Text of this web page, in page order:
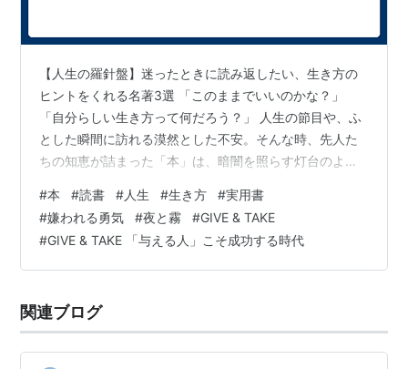
【人生の羅針盤】迷ったときに読み返したい、生き方の
ヒントをくれる名著3選 「このままでいいのかな？」
「自分らしい生き方って何だろう？」 人生の節目や、ふ
とした瞬間に訪れる漠然とした不安。そんな時、先人た
ちの知恵が詰まった「本」は、暗闇を照らす灯台のよう
れ、「人生のバイブル」として何度も読み返している3冊
を厳選してご紹介します。単なるスキルの習得ではな
く、心の根っこを支えてくれる言葉たちに出会ってみま
せんか？ 1. 自分の人生を生きる勇気をもらう『嫌われる
る生き方のヒント】 アドラー…
#本 #読書 #人生 #生き方 #実用書
#嫌われる勇気 #夜と霧 #GIVE & TAKE
#GIVE & TAKE 「与える人」こそ成功する時代
関連ブログ